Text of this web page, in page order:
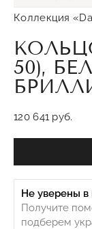
Коллекция
КОЛЬЦО
50),
120 641 руб.
Не уверены в
Получите
подберем